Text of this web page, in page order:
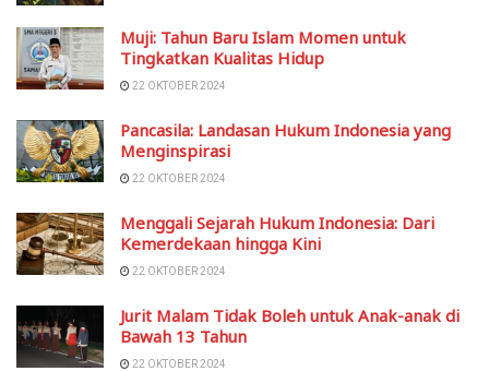
Muji: Tahun Baru Islam Momen untuk
Tingkatkan Kualitas Hidup
22 OKTOBER 2024
Pancasila: Landasan Hukum Indonesia yang
Menginspirasi
22 OKTOBER 2024
Menggali Sejarah Hukum Indonesia: Dari
Kemerdekaan hingga Kini
22 OKTOBER 2024
Jurit Malam Tidak Boleh untuk Anak-anak di
Bawah 13 Tahun
22 OKTOBER 2024